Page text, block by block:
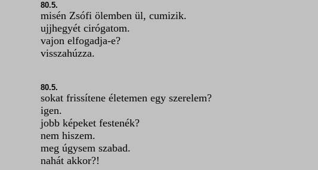
80.5.
misén Zsófi ölemben ül, cumizik.
ujjhegyét cirógatom.
vajon elfogadja-e?
visszahúzza.
80.5.
sokat frissítene életemen egy szerelem?
igen.
jobb képeket festenék?
nem hiszem.
meg úgysem szabad.
nahát akkor?!